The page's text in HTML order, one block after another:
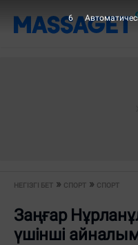
НЕГІЗГІ БЕТ СПОРТ СПОРТ
Заңғар
үшінші
6